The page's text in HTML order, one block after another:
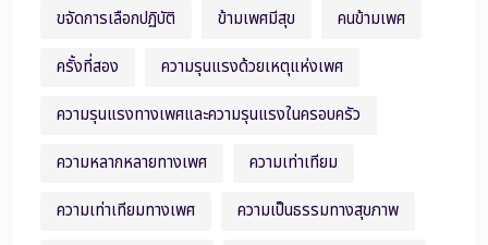
ขจัดการเลือกปฏิบัติ
ข้ามเพศมีสุข
คนข้ามเพศ
ครั้งที่สอง
ความรุนแรงด้วยเหตุแห่งเพศ
ความรุนแรงทางเพศและความรุนแรงในครอบครัว
ความหลากหลายทางเพศ
ความเท่าเทียม
ความเท่าเทียมทางเพศ
ความเป็นธรรมทางสุขภาพ